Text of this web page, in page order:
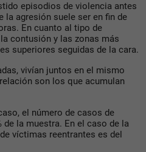
episodios de violencia antes
la agresión suele ser en fin de
En cuanto al tipo de
contusión y las zonas más
superiores seguidas de la cara.
vivían juntos en el mismo
son los que acumulan
el número de casos de
de la muestra. En el caso de la
víctimas reentrantes es del